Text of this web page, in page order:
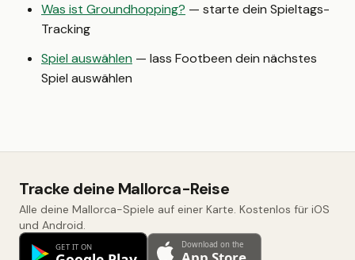
Was ist Groundhopping? — starte dein Spieltags-
Tracking
Spiel auswählen — lass Footbeen dein nächstes
Spiel auswählen
Tracke deine Mallorca-Reise
Alle deine Mallorca-Spiele auf einer Karte. Kostenlos für iOS
und Android.